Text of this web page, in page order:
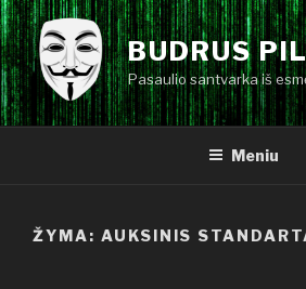
Eiti
prie
turinio
BUDRUS
Pasaulio santvarka iš
Meniu
ŽYMA: AUKSINIS